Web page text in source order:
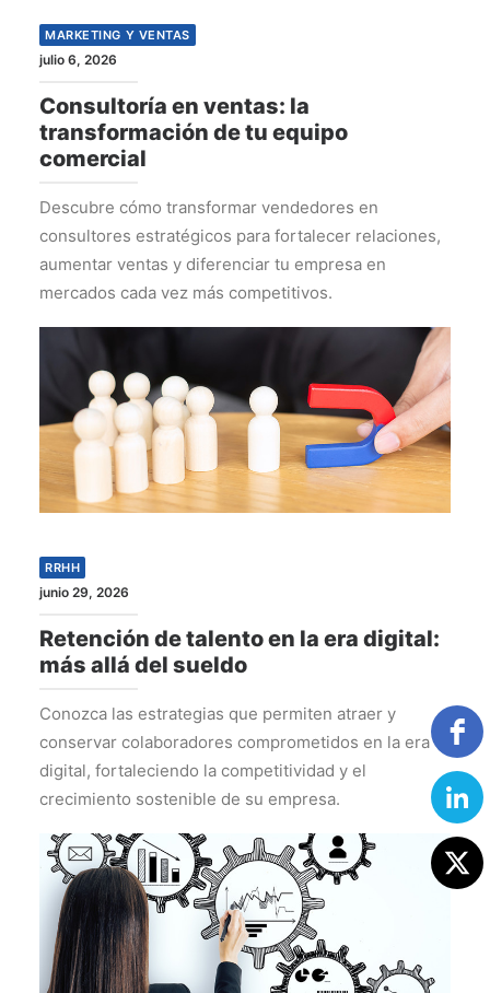
MARKETING Y VENTAS
julio 6, 2026
Consultoría en ventas: la
transformación de tu equipo
comercial
Descubre cómo transformar vendedores en
consultores estratégicos para fortalecer relaciones,
aumentar ventas y diferenciar tu empresa en
mercados cada vez más competitivos.
RRHH
junio 29, 2026
Retención de talento en la era digital:
más allá del sueldo
Conozca las estrategias que permiten atraer y
conservar colaboradores comprometidos en la era
digital, fortaleciendo la competitividad y el
crecimiento sostenible de su empresa.